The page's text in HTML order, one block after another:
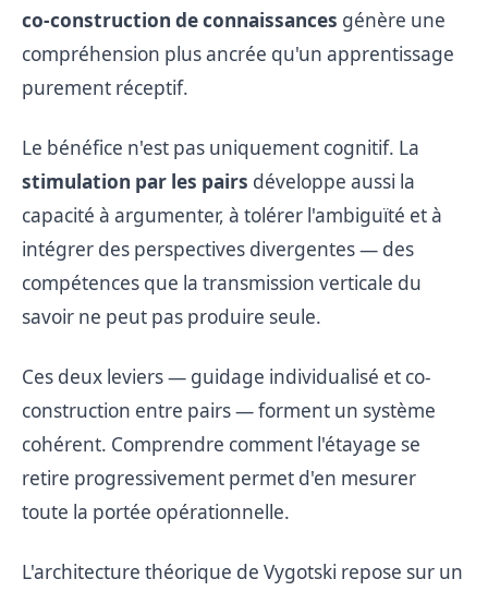
co-construction de connaissances génère une
compréhension plus ancrée qu'un apprentissage
purement réceptif.
Le bénéfice n'est pas uniquement cognitif. La
stimulation par les pairs développe aussi la
capacité à argumenter, à tolérer l'ambiguïté et à
intégrer des perspectives divergentes — des
compétences que la transmission verticale du
savoir ne peut pas produire seule.
Ces deux leviers — guidage individualisé et co-
construction entre pairs — forment un système
cohérent. Comprendre comment l'étayage se
retire progressivement permet d'en mesurer
toute la portée opérationnelle.
L'architecture théorique de Vygotski repose sur un